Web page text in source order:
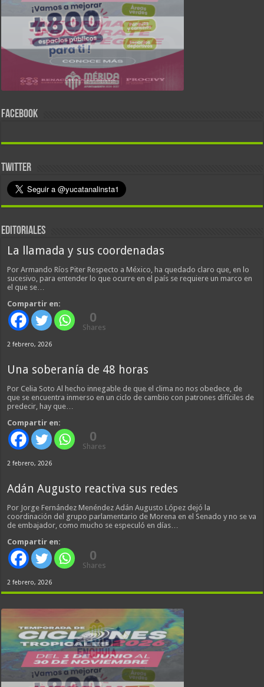
FACEBOOK
TWITTER
EDITORIALES
La llamada y sus coordenadas
Por Armando Ríos Piter Respecto a México, ha quedado claro que, en lo
sucesivo, para entender lo que ocurre en el país se requiere un marco en
el que se…
Compartir en:
0
Shares
2 febrero, 2026
Una soberanía de 48 horas
Por Celia Soto Al hecho innegable de que el clima no nos obedece, de
que se encuentra inmerso en un ciclo de cambio con patrones difíciles de
predecir, hay que…
Compartir en:
0
Shares
2 febrero, 2026
Adán Augusto reactiva sus redes
Por Jorge Fernández Menéndez Adán Augusto López dejó la
coordinación del grupo parlamentario de Morena en el Senado y no se va
de embajador, como mucho se especuló en días…
Compartir en:
0
Shares
2 febrero, 2026